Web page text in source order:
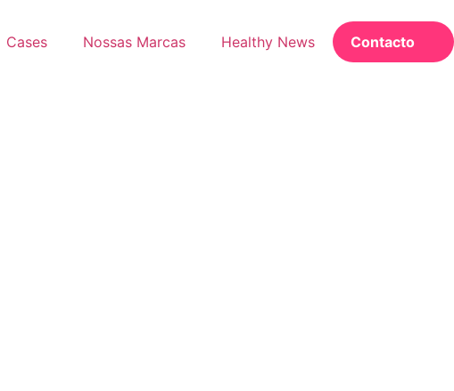
Cases Nossas Marcas Healthy News Contacto